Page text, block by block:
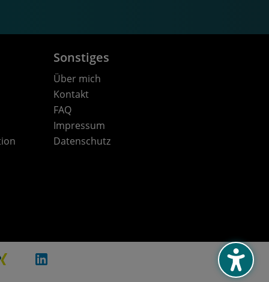
Sonstiges
Über mich
Kontakt
FAQ
Impressum
Datenschutz